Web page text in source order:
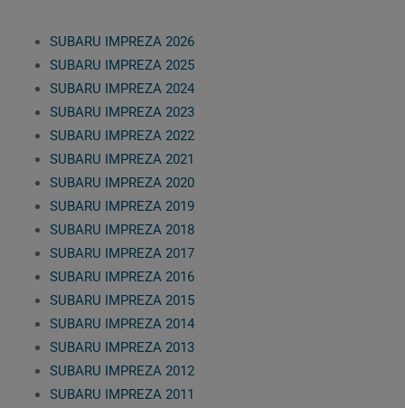
SUBARU IMPREZA 2026
SUBARU IMPREZA 2025
SUBARU IMPREZA 2024
SUBARU IMPREZA 2023
SUBARU IMPREZA 2022
SUBARU IMPREZA 2021
SUBARU IMPREZA 2020
SUBARU IMPREZA 2019
SUBARU IMPREZA 2018
SUBARU IMPREZA 2017
SUBARU IMPREZA 2016
SUBARU IMPREZA 2015
SUBARU IMPREZA 2014
SUBARU IMPREZA 2013
SUBARU IMPREZA 2012
SUBARU IMPREZA 2011